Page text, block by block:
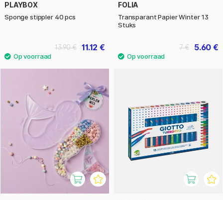
PLAYBOX
Sponge stippler 40 pcs
11.12 €
13.90 €
FOLIA
Transparant Papier Winter 13
Stuks
5.60 €
7 €